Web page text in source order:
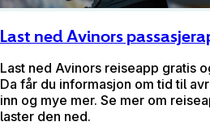
Last ned Avinors
Last ned Avinors reiseapp gratis
Da får du informasjon om tid til
inn og mye mer. Se mer om
laster den ned.